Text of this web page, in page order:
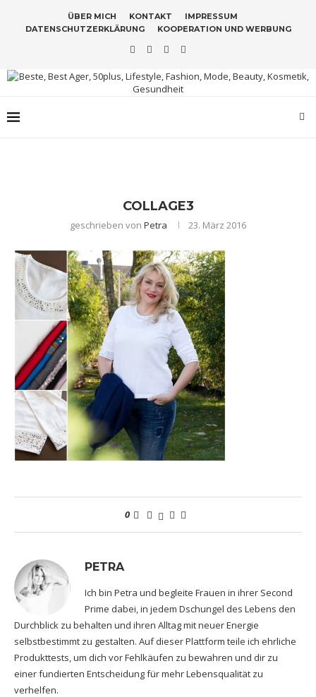
ÜBER MICH KONTAKT
IMPRESSUM
DATENSCHUTZERKLÄRUNG
KOOPERATION UND WERBUNG
COLLAGE3
geschrieben von Petra 23. März 2016
0
PETRA
Ich bin Petra und begleite Frauen in ihrer Second
Prime dabei, in jedem Dschungel des Lebens den
Durchblick zu behalten und ihren Alltag mit neuer Energie
selbstbestimmt zu gestalten. Auf dieser Plattform teile ich ehrliche
Produkttests, um dich vor Fehlkäufen zu bewahren und dir zu
einer fundierten Entscheidung für mehr Lebensqualität zu
verhelfen.